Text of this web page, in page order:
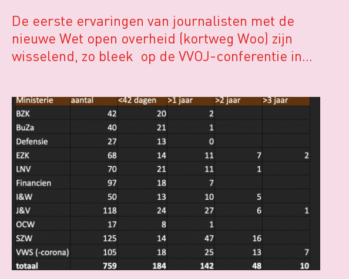
De eerste ervaringen van journalisten met de
nieuwe Wet open overheid (kortweg Woo) zijn
wisselend, zo bleek op de VVOJ-conferentie in
voorzichtig positief gewaardeerd, maar er werd
ook gewaarschuwd voor een nieuwe
weigeringsgrond die door ministeries breed
wordt ingeroepen.